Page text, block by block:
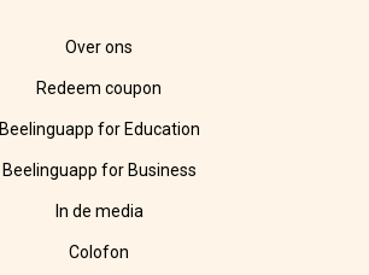
Over ons
Redeem coupon
Beelinguapp for Education
Beelinguapp for Business
In de media
Colofon